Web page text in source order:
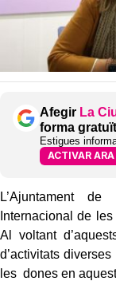
Afegir La
forma
Estigues
ACTIVAR ARA
L’Ajuntament
Internacional de
Al voltant
d’activitats
les dones en